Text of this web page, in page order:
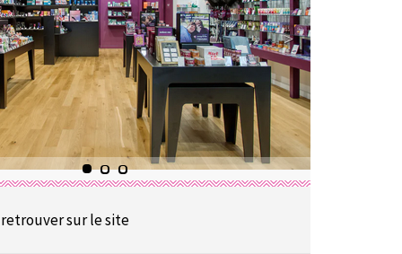
retrouver sur le site